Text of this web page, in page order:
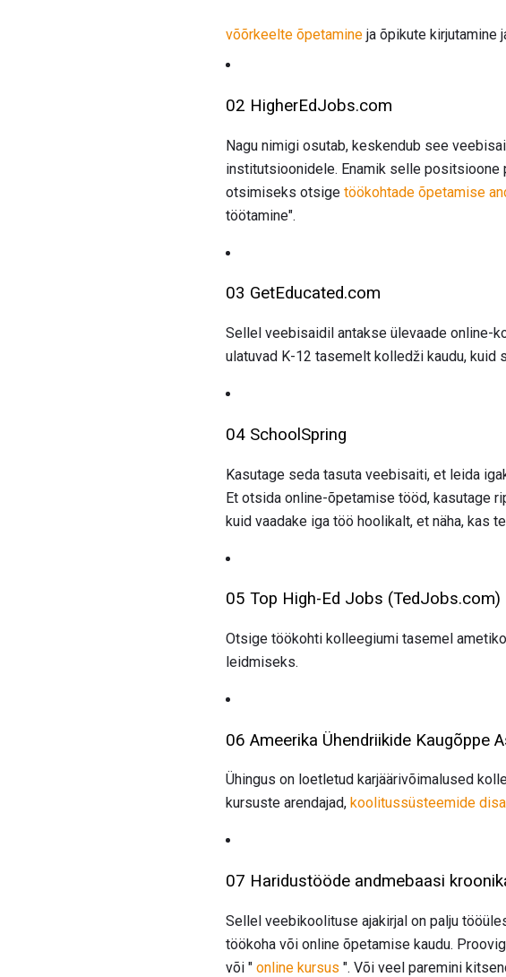
võõrkeelte õpetamine ja õpikute kirjutamine
02 HigherEdJobs.com
Nagu nimigi osutab, keskendub see
institutsioonidele. Enamik selle positsioone
otsimiseks otsige töökohtade õpetamise
töötamine".
03 GetEducated.com
Sellel veebisaidil antakse ülevaade online-
ulatuvad K-12 tasemelt kolledži kaudu,
04 SchoolSpring
Kasutage seda tasuta veebisaiti, et leida
Et otsida online-õpetamise tööd, kasutage
kuid vaadake iga töö hoolikalt, et näha, kas
05 Top High-Ed Jobs (TedJobs.com)
Otsige töökohti kolleegiumi tasemel
leidmiseks.
06 Ameerika Ühendriikide Kaugõppe
Ühingus on loetletud karjäärivõimalused
kursuste arendajad, koolitussüsteemide
07 Haridustööde andmebaasi
Sellel veebikoolituse ajakirjal on palju
töökoha või online õpetamise kaudu.
või " online kursus ". Või veel paremini